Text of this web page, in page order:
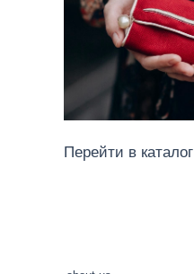
Перейти в каталог